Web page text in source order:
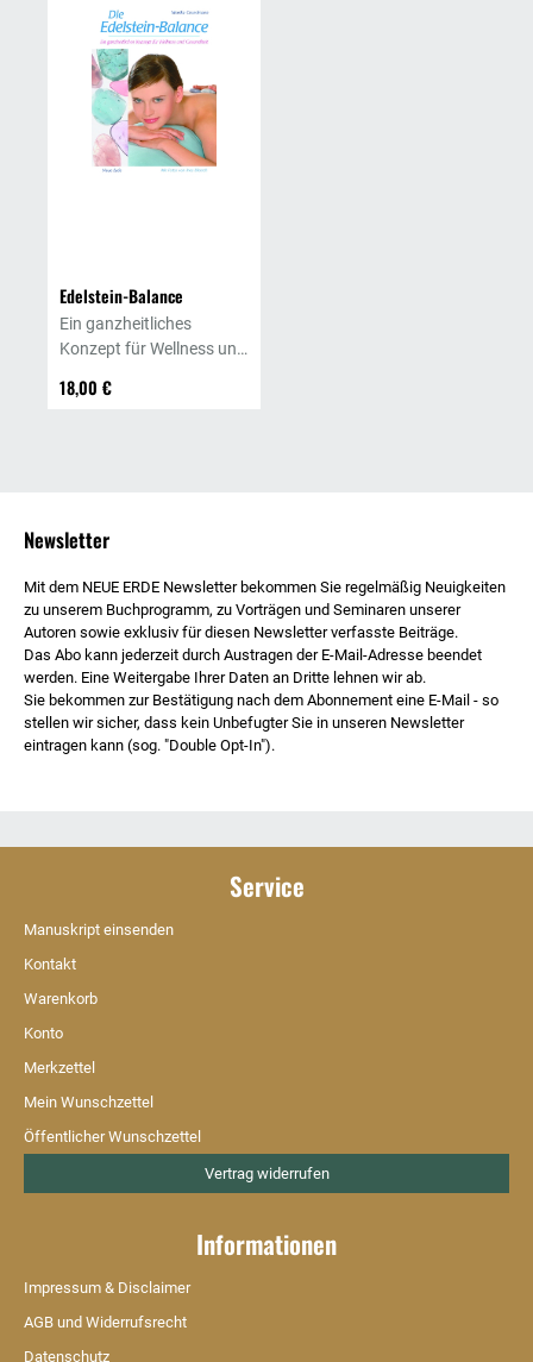
Edelstein-Balance
18,00 €
Ein ganzheitliches
Konzept für Wellness und
Newsletter
Mit dem NEUE ERDE Newsletter bekommen Sie regelmäßig Neuigkeiten
zu unserem Buchprogramm, zu Vorträgen und Seminaren unserer
Autoren sowie exklusiv für diesen Newsletter verfasste Beiträge.
Das Abo kann jederzeit durch Austragen der E-Mail-Adresse beendet
werden. Eine Weitergabe Ihrer Daten an Dritte lehnen wir ab.
Sie bekommen zur Bestätigung nach dem Abonnement eine E-Mail - so
stellen wir sicher, dass kein Unbefugter Sie in unseren Newsletter
eintragen kann (sog. "Double Opt-In").
Service
Manuskript einsenden
Kontakt
Warenkorb
Konto
Merkzettel
Mein Wunschzettel
Öffentlicher Wunschzettel
Vertrag widerrufen
Informationen
Impressum & Disclaimer
AGB und Widerrufsrecht
Datenschutz